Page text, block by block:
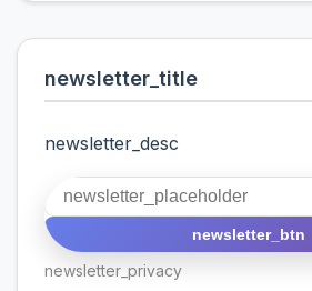
newsletter_title
newsletter_desc
newsletter_btn
newsletter_privacy